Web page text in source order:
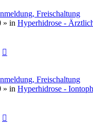
Freischaltung
» in Hyperhidrose -
Freischaltung
» in Hyperhidrose -